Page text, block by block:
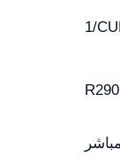
1/
R290